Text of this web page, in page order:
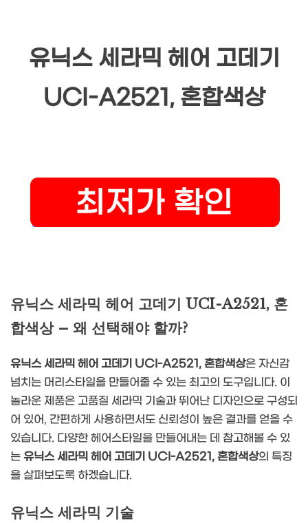
유닉스 세라믹 헤어 고데기
UCI-A2521, 혼합색상
유닉스 세라믹 헤어 고데기 UCI-A2521, 혼
합색상 – 왜 선택해야 할까?
유닉스 세라믹 헤어 고데기 UCI-A2521, 혼합색상은 자신감
넘치는 머리스타일을 만들어줄 수 있는 최고의 도구입니다. 이
놀라운 제품은 고품질 세라믹 기술과 뛰어난 디자인으로 구성되
어 있어, 간편하게 사용하면서도 신뢰성이 높은 결과를 얻을 수
있습니다. 다양한 헤어스타일을 만들어내는 데 참고해볼 수 있
는 유닉스 세라믹 헤어 고데기 UCI-A2521, 혼합색상의 특징
을 살펴보도록 하겠습니다.
유닉스 세라믹 기술